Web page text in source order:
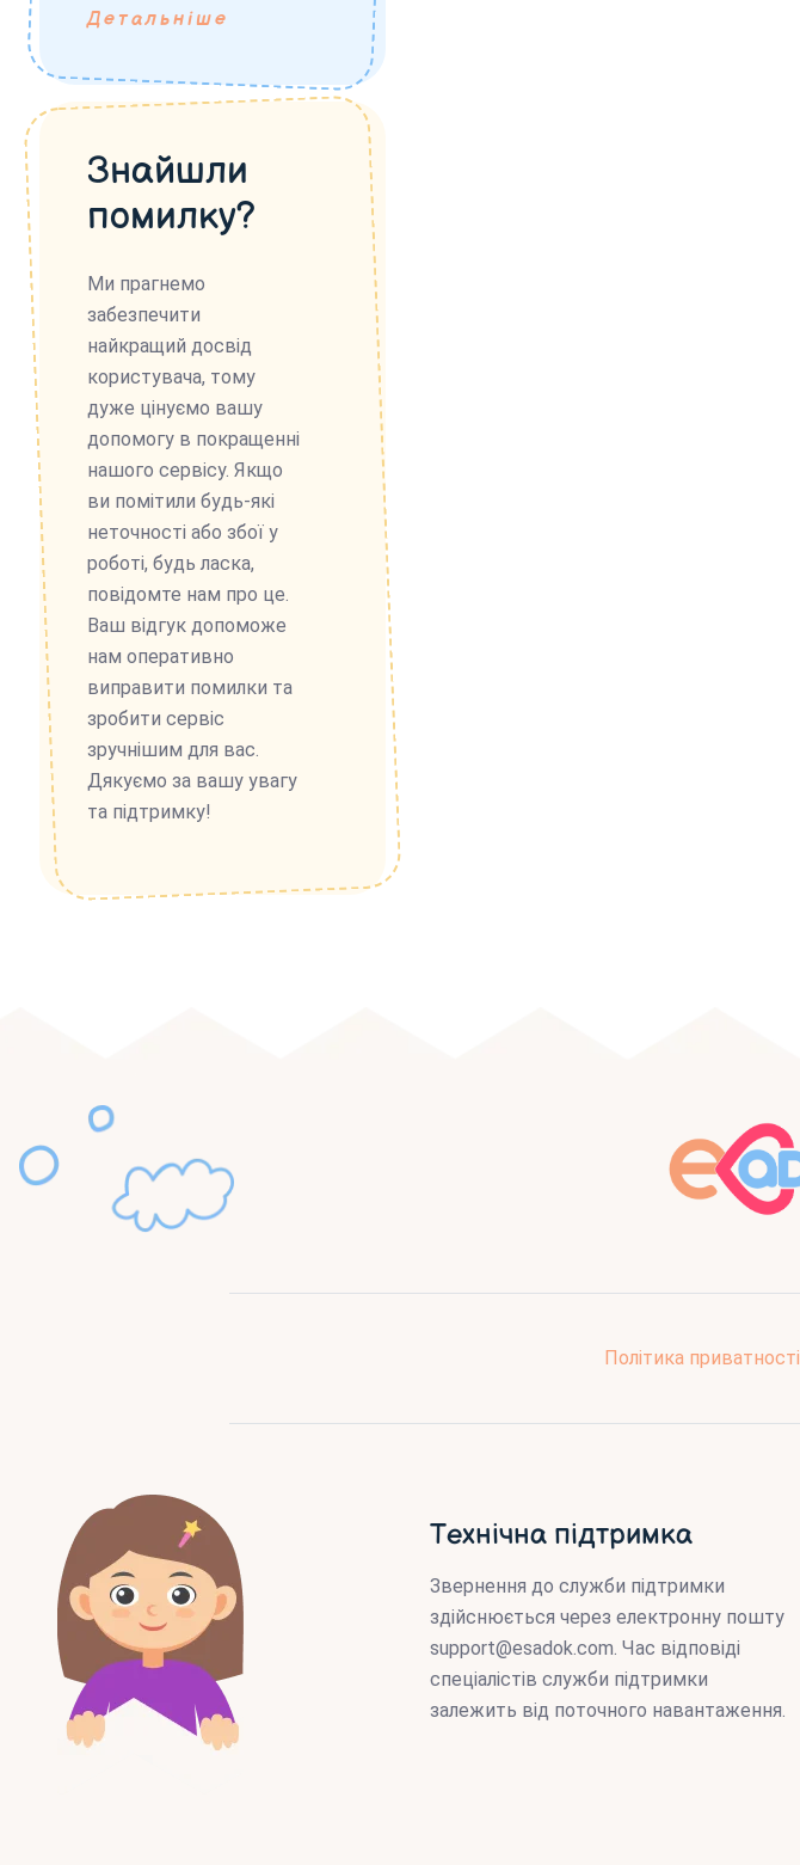
Детальніше
Знайшли
помилку?
Ми прагнемо
забезпечити
найкращий досвід
користувача, тому
дуже цінуємо вашу
допомогу в покращенні
нашого сервісу. Якщо
ви помітили будь-які
неточності або збої у
роботі, будь ласка,
повідомте нам про це.
Ваш відгук допоможе
нам оперативно
виправити помилки та
зробити сервіс
зручнішим для вас.
Дякуємо за вашу увагу
та підтримку!
Політика приватності
Технічна підтримка
Звернення до служби підтримки
здійснюється через електронну пошту
support@esadok.com . Час відповіді
спеціалістів служби підтримки
залежить від поточного навантаження.